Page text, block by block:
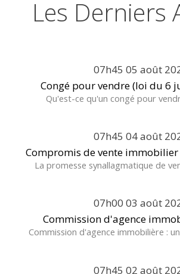
Les Derniers
07h45 05 août
Congé pour vendre (loi du 6
Qu'est-ce qu'un congé pour
07h45 04août
Compromis de vente immobilier
La promesse synallagmatique de
07h00 03 août
Commission d'agence
Commission d'agence immobilière :
07h45 02 août